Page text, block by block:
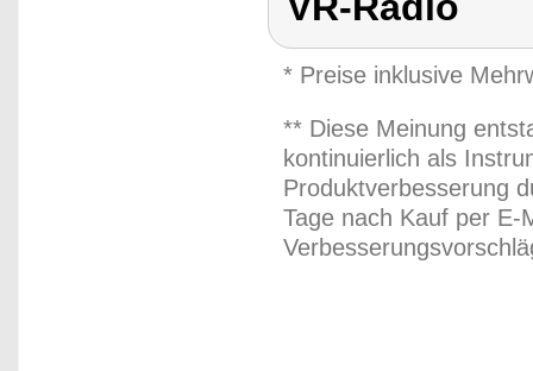
* Preise inklusive
** Diese Meinung
kontinuierlich als
Produktverbesserung
Tage nach Kauf per E-